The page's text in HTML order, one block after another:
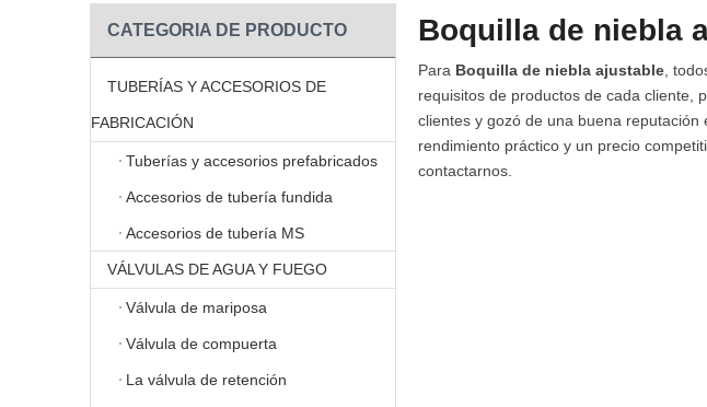
CATEGORIA DE PRODUCTO
TUBERÍAS Y ACCESORIOS DE
FABRICACIÓN
Tuberías y accesorios prefabricados
Accesorios de tubería fundida
Accesorios de tubería MS
VÁLVULAS DE AGUA Y FUEGO
Válvula de mariposa
Válvula de compuerta
La válvula de retención
Boquilla de niebla
Para Boquilla de niebla ajustable ,
requisitos de productos de cada cliente,
clientes y gozó de una buena reputación
rendimiento práctico y un precio
contactarnos.